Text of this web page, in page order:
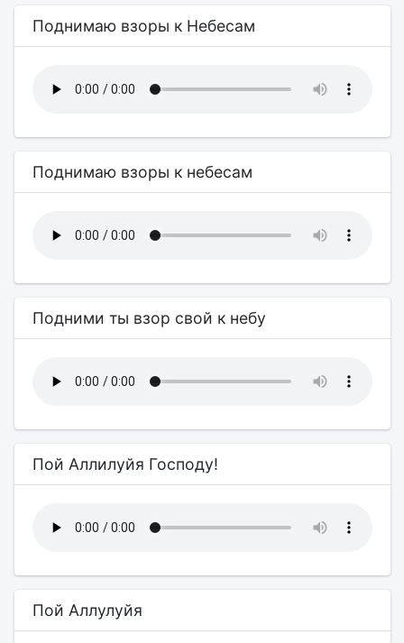
Поднимаю взоры к Небесам
Поднимаю взоры к небесам
Подними ты взор свой к небу
Пой Аллилуйя Господу!
Пой Аллулуйя